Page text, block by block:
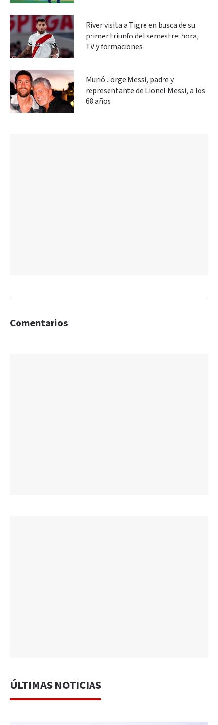
River visita a Tigre en busca de su
primer triunfo del semestre: hora,
TV y formaciones
Murió Jorge Messi, padre y
representante de Lionel Messi, a los
68 años
Comentarios
ÚLTIMAS NOTICIAS